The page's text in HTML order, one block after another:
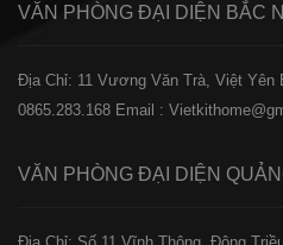
VĂN PHÒNG ĐẠI DIỆN BẮC
Địa Chỉ: 11 Vương Văn Trà, Việt Yên
0865.283.168 Email :
VĂN PHÒNG ĐẠI DIỆN